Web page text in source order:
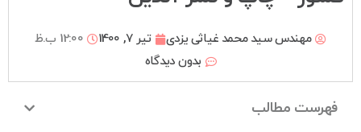
مهندس سید محمد غیاثی یزدی تیر 7, 1400
12:00 ب.ظ
بدون دیدگاه
فهرست مطالب